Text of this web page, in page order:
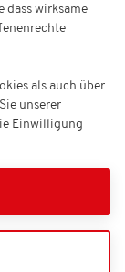
dass wirksame
als auch über
unserer
Einwilligung